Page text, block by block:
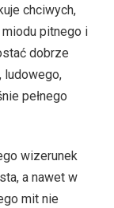
chciwych,
miodu pitnego i
dobrze
ludowego,
pełnego
wizerunek
a nawet w
mit nie